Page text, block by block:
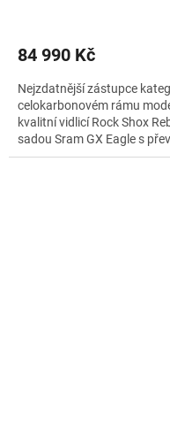
84 990 Kč
Nejzdatnější zástupce
celokarbonovém rámu
kvalitní vidlicí Rock Shox
sadou Sram GX Eagle s
osvědčené výplety WTB
rychlou jízdu v terénu,